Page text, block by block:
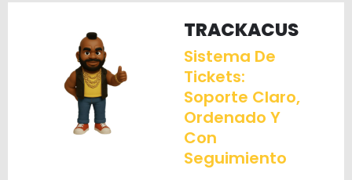
TRACKACUS
Sistema De
Tickets:
Soporte Claro,
Ordenado Y
Con
Seguimiento